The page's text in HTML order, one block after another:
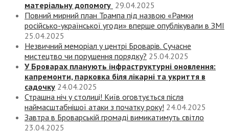
матеріальну допомогу 29.04.2025
Повний мирний план Трампа під назвою «‎Рамки
російсько-української угоди» вперше опублікували в ЗМІ
25.04.2025
Незвичний меморіал у центрі Броварів. Сучасне
мистецтво чи порушення порядку? 25.04.2025
У Броварах планують інфраструктурні оновлення:
капремонти, парковка біля лікарні та укриття в
садочку 24.04.2025
Страшна ніч у столиці! Київ оговтується після
наймасштабнішої атаки з початку року! 24.04.2025
Завтра в Броварській громаді вимикатимуть світло
23.04.2025